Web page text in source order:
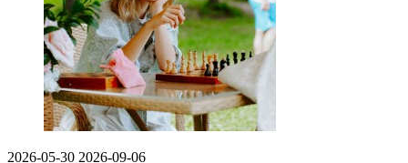
2026-05-30 2026-09-06